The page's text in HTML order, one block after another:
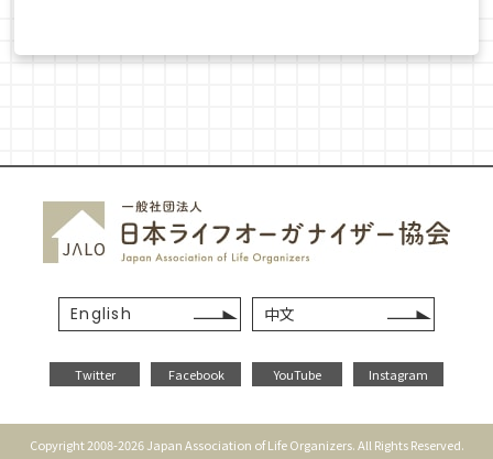
English 中文
Twitter Facebook YouTube Instagram
Copyright 2008-2026 Japan Association of Life Organizers. All Rights Reserved.